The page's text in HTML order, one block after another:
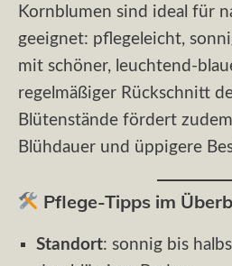
Kornblumen sind ideal für
geeignet: pflegeleicht,
mit schöner, leuchtend-
regelmäßiger Rückschnitt
Blütenstände fördert
Blühdauer und üppigere
Pflege-Tipps im
Standort: sonnig bis